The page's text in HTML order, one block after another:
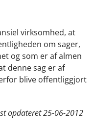
virksomhed, at
om sager,
og som er af almen
denne sag er af
blive offentliggjort
opdateret25-06-2012